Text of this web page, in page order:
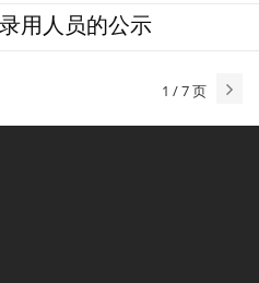
用人员的公示
1 /7页